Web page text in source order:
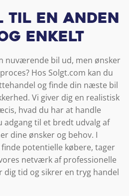
til en anden
enkelt
nuværende bil ud, men ønsker
Hos Solgt.com kan du
og finde din næste bil
Vi giver dig en realistisk
hvad du har at handle
adgang til et bredt udvalg af
dine ønsker og behov. I
potentielle købere, tager
netværk af professionelle
tid og sikrer en tryg handel